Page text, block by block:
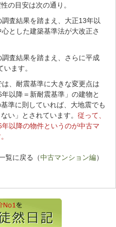
の目安は次の通り。
査結果を踏まえ、 大正13年以
とした建築基準法が大改正さ
調査結果を踏まえ、さらに平成
ます。
、耐震基準に大きな変更点は
以降＝新耐震基準」の建物と
準に則していれば、大地震でも
い」とされています。 従って、
以降の物件というのが中古マ
覧に戻る（中古マンション編）